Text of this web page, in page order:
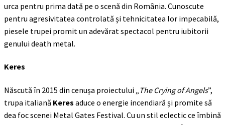
urca pentru prima dată pe o scenă din România. Cunoscute
pentru agresivitatea controlată și tehnicitatea lor impecabilă,
piesele trupei promit un adevărat spectacol pentru iubitorii
genului death metal.
Keres
Născută în 2015 din cenușa proiectului „ The Crying of Angels”,
trupa italiană Keres aduce o energie incendiară și promite să
dea foc scenei Metal Gates Festival. Cu un stil eclectic ce îmbină